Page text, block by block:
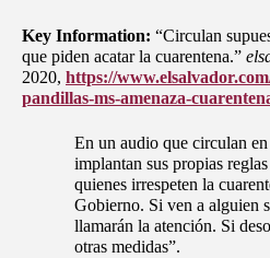
Key Information: “Circulan
que piden acatar la cuarentena.”
2020, https://
pandillas-ms-amenaza-
En un audio que circulan
implantan sus propias
quienes irrespeten la
Gobierno. Si ven a alguien
llamarán la atención. Si
otras medidas”.